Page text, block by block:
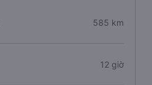
585 km
12 giờ